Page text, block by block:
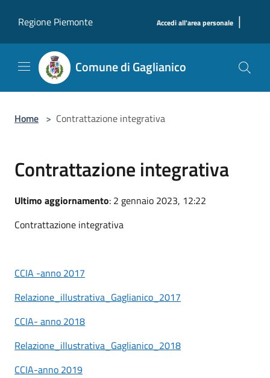
Regione Piemonte
Accedi all'area personale |
Comune di Gaglianico
Home > Contrattazione integrativa
Contrattazione integrativa
Ultimo aggiornamento: 2 gennaio 2023, 12:22
Contrattazione integrativa
CCIA -anno 2017
Relazione_illustrativa_Gaglianico_2017
CCIA- anno 2018
Relazione_illustrativa_Gaglianico_2018
CCIA-anno 2019